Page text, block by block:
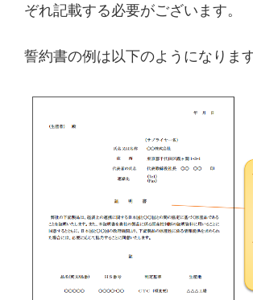
ぞれ記載する必要がございます。
誓約書の例は以下のようになります